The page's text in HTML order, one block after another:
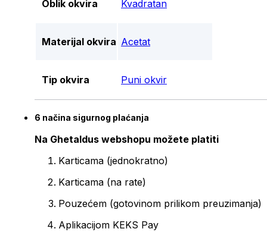
Oblik okvira Kvadratan
Materijal okvira Acetat
Tip okvira Puni okvir
6 načina sigurnog plaćanja
Na Ghetaldus webshopu možete platiti
Karticama (jednokratno)
Karticama (na rate)
Pouzećem (gotovinom prilikom preuzimanja)
Aplikacijom KEKS Pay